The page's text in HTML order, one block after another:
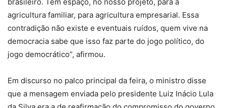
agricultura familiar, para agricultura empresarial. Essa
contradição não existe e eventuais ruídos, quem vive na
democracia sabe que isso faz parte do jogo político, do
jogo democrático”, afirmou.
Em discurso no palco principal da feira, o ministro disse
que a mensagem enviada pelo presidente Luiz Inácio Lula